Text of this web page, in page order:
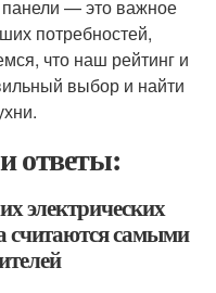
— это важное
потребностей,
что наш рейтинг и
выбор и найти
ответы:
электрических
считаются самыми